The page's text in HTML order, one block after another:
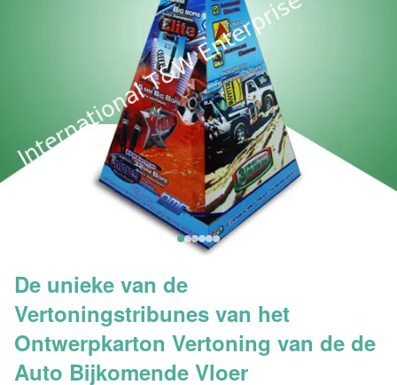
De unieke van de
Vertoningstribunes van het
Ontwerpkarton Vertoning van de de
Auto Bijkomende Vloer